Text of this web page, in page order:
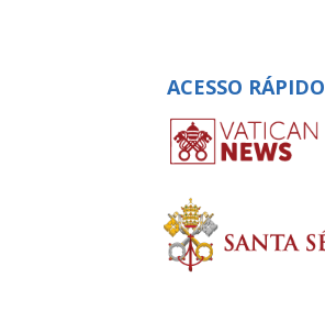
ACESSO RÁPIDO